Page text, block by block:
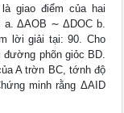
giao điểm của hai
a. ΔAOB ∼ ΔDOC b.
lời giải tại: 90. Cho
đường phõn giỏc BD.
A trờn BC, tớnh độ
minh rằng ΔAID